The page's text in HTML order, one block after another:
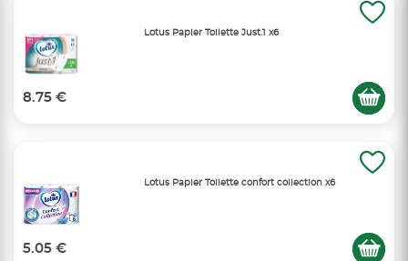
Lotus Papier Toilette Just.1 x6
8.75 €
Lotus Papier Toilette confort collection x6
5.05 €